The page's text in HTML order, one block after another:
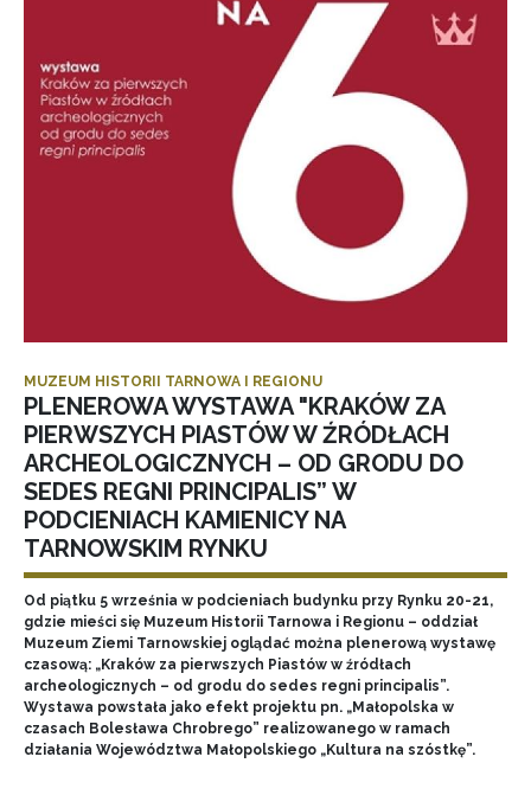
MUZEUM HISTORII TARNOWA I REGIONU
PLENEROWA WYSTAWA "KRAKÓW ZA
PIERWSZYCH PIASTÓW W ŹRÓDŁACH
ARCHEOLOGICZNYCH – OD GRODU DO
SEDES REGNI PRINCIPALIS” W
PODCIENIACH KAMIENICY NA
TARNOWSKIM RYNKU
Od piątku 5 września w podcieniach budynku przy Rynku 20-21,
gdzie mieści się Muzeum Historii Tarnowa i Regionu – oddział
Muzeum Ziemi Tarnowskiej oglądać można plenerową wystawę
czasową: „Kraków za pierwszych Piastów w źródłach
archeologicznych – od grodu do sedes regni principalis”.
Wystawa powstała jako efekt projektu pn. „Małopolska w
czasach Bolesława Chrobrego” realizowanego w ramach
działania Województwa Małopolskiego „Kultura na szóstkę”.